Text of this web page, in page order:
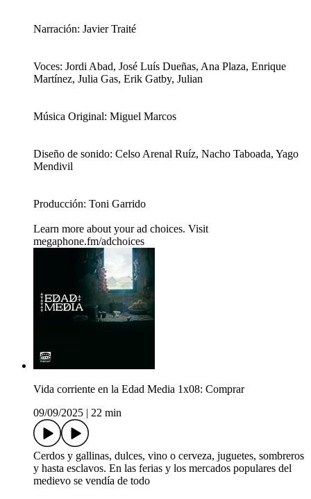
Narración: Javier Traité
Voces: Jordi Abad, José Luís Dueñas, Ana Plaza, Enrique
Martínez, Julia Gas, Erik Gatby, Julian
Música Original: Miguel Marcos
Diseño de sonido: Celso Arenal Ruíz, Nacho Taboada, Yago
Mendivil
Producción: Toni Garrido
Learn more about your ad choices. Visit
megaphone.fm/adchoices
Vida corriente en la Edad Media 1x08: Comprar
09/09/2025
22 min
Cerdos y gallinas, dulces, vino o cerveza, juguetes, sombreros
y hasta esclavos. En las ferias y los mercados populares del
medievo se vendía de todo